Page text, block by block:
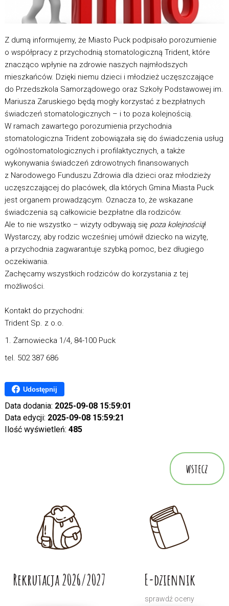
Z dumą informujemy, że Miasto Puck podpisało porozumienie
o współpracy z przychodnią stomatologiczną Trident, które
znacząco wpłynie na zdrowie naszych najmłodszych
mieszkańców. Dzięki niemu dzieci i młodzież uczęszczające
do Przedszkola Samorządowego oraz Szkoły Podstawowej im.
Mariusza Zaruskiego będą mogły korzystać z bezpłatnych
świadczeń stomatologicznych – i to poza kolejnością.
W ramach zawartego porozumienia przychodnia
stomatologiczna Trident zobowiązała się do świadczenia usług
ogólnostomatologicznych i profilaktycznych, a także
wykonywania świadczeń zdrowotnych finansowanych
z Narodowego Funduszu Zdrowia dla dzieci oraz młodzieży
uczęszczającej do placówek, dla których Gmina Miasta Puck
jest organem prowadzącym. Oznacza to, że wskazane
świadczenia są całkowicie bezpłatne dla rodziców.
Ale to nie wszystko – wizyty odbywają się poza kolejnością!
Wystarczy, aby rodzic wcześniej umówił dziecko na wizytę,
a przychodnia zagwarantuje szybką pomoc, bez długiego
oczekiwania.
Zachęcamy wszystkich rodziców do korzystania z tej
możliwości.
Kontakt do przychodni:
Trident Sp. z o.o.
Żarnowiecka 1/4, 84-100 Puck
tel. 502 387 686
Udostępnij
Data dodania: 2025-09-08 15:59:01
Data edycji: 2025-09-08 15:59:21
Ilość wyświetleń: 485
wstecz
Rekrutacja 2026/2027 E-dziennik
sprawdź oceny